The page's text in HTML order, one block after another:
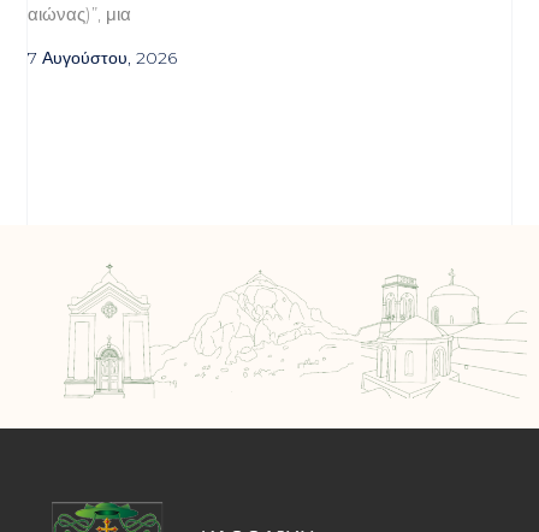
αιώνας)”, μια
7 Αυγούστου, 2026